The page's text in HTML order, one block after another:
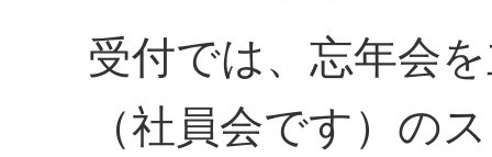
受付では、忘年会
（社員会です）の